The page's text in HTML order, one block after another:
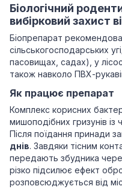
Біологічний
вибірковий захист
Біопрепарат
сільськогосподарських
пасовищах, садах), у
також навколо ПВХ-
Як працює препарат
Комплекс корисних
мишоподібних гризунів
Після поїдання принади
днів. Завдяки тісним
передають збудника
різко підсилює ефект
розповсюджується від